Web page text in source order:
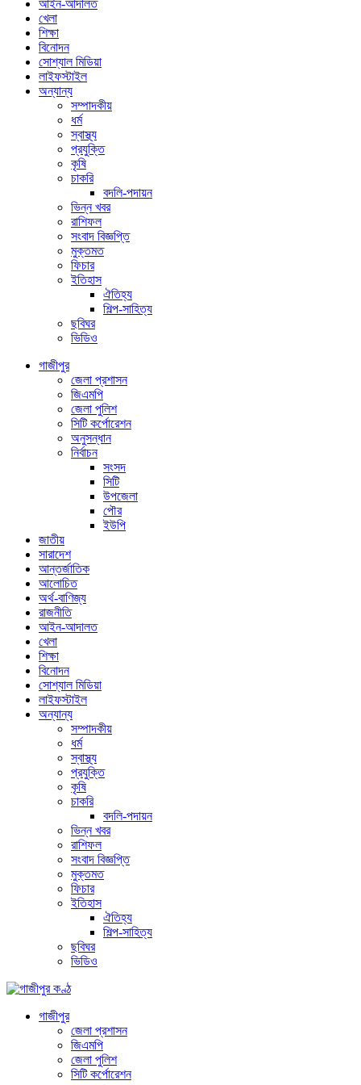
আইন-আদালত
খেলা
শিক্ষা
বিনোদন
সোশ্যাল মিডিয়া
লাইফস্টাইল
অন্যান্য
সম্পাদকীয়
ধর্ম
স্বাস্থ্য
প্রযুক্তি
কৃষি
চাকরি
বদলি-পদায়ন
ভিন্ন খবর
রাশিফল
সংবাদ বিজ্ঞপ্তি
মুক্তমত
ফিচার
ইতিহাস
ঐতিহ্য
শিল্প-সাহিত্য
ছবিঘর
ভিডিও
গাজীপুর
জেলা প্রশাসন
জিএমপি
জেলা পুলিশ
সিটি কর্পোরেশন
অনুসন্ধান
নির্বাচন
সংসদ
সিটি
উপজেলা
পৌর
ইউপি
জাতীয়
সারাদেশ
আন্তর্জাতিক
আলোচিত
অর্থ-বাণিজ্য
রাজনীতি
আইন-আদালত
খেলা
শিক্ষা
বিনোদন
সোশ্যাল মিডিয়া
লাইফস্টাইল
অন্যান্য
সম্পাদকীয়
ধর্ম
স্বাস্থ্য
প্রযুক্তি
কৃষি
চাকরি
বদলি-পদায়ন
ভিন্ন খবর
রাশিফল
সংবাদ বিজ্ঞপ্তি
মুক্তমত
ফিচার
ইতিহাস
ঐতিহ্য
শিল্প-সাহিত্য
ছবিঘর
ভিডিও
গাজীপুর
জেলা প্রশাসন
জিএমপি
জেলা পুলিশ
সিটি কর্পোরেশন